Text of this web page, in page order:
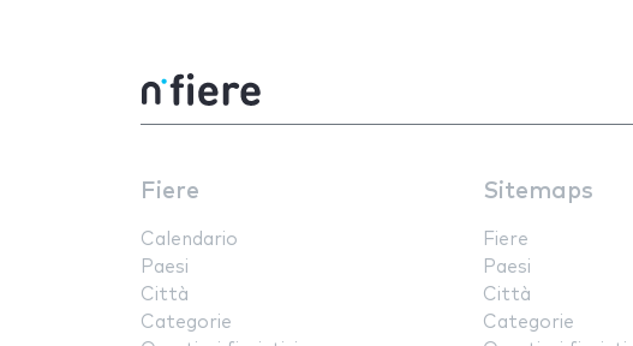
Fiere
Calendario
Paesi
Città
Categorie
Sitemaps
Fiere
Paesi
Città
Categorie